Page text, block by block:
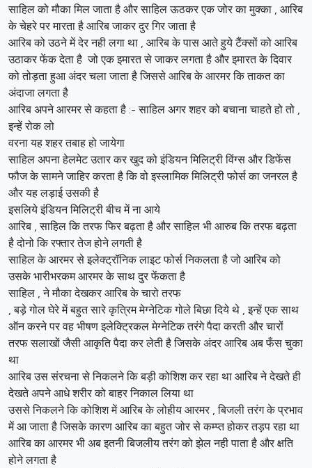
साहिल को मौका मिल जाता है और साहिल ऊठकर एक जोर का मुक्का , आरिब
के चेहरे पर मारता है आरिब जाकर दुर गिर जाता है
आरिब को उठने में देर नही लगा था , आरिब के पास आते हुये टैंक्सों को आरिब
उठाकर फेंक देता है जो एक इमारत से जाकर लगता है और इमारत के दिवार
को तोड़ता हुआ अंदर चला जाता है जिससे आरिब के आरमर कि ताकत का
अंदाजा लगता है
आरिब अपने आरमर से कहता है :- साहिल अगर शहर को बचाना चाहते हो तो ,
इन्हें रोक लो
वरना यह शहर तबाह हो जायेगा
साहिल अपना हेलमेट उतार कर खुद को इंडियन मिलिट्री विंग्स और डिफेंस
फौज के सामने जाहिर करता है कि वो इस्लामिक मिलिट्री फोर्स का जनरल है
और यह लड़ाई उसकी है
इसलिये इंडियन मिलिट्री बीच में ना आये
आरिब , साहिल कि तरफ फिर बढ़ता है और साहिल भी आरुब कि तरफ बढ़ता
है दोनो कि रफ्तार तेज होने लगती है
साहिल के आरमर से इलेक्ट्रॉनिक लाइट फोर्स निकलता है जो आरिब को
उसके भारीभरकम आरमर के साथ दुर फेंकता है
साहिल , ने मौका देखकर आरिब के चारो तरफ
, बड़े गोल घेरे में बहुत सारे कृत्रिम मेग्नेटिक गोले बिछा दिये थे , इन्हें एक साथ
ऑन करने पर वह भीषण इलेक्ट्रिकल मेग्नेटिक तरंगे पैदा करती और चारों
तरफ सलाखों जैसी आकृति पैदा कर लेती है जिसके अंदर आरिब अब फँस चुका
था
आरिब उस संरचना से निकलने कि बड़ी कोशिश कर रहा था आरिब ने देखते ही
देखते अपने आधे शरीर को बाहर निकाल लिया था
उससे निकलने कि कोशिश में आरिब के लोहीय आरमर , बिजली तरंग के प्रभाव
में आ जाता है जिसके कारण आरिब का बहुत जोर से कम्प्त होकर तड़प रहा था
आरिब का आरमर भी अब इतनी बिजलीय तरंग को झेल नही पाता है और क्षति
होने लगता है